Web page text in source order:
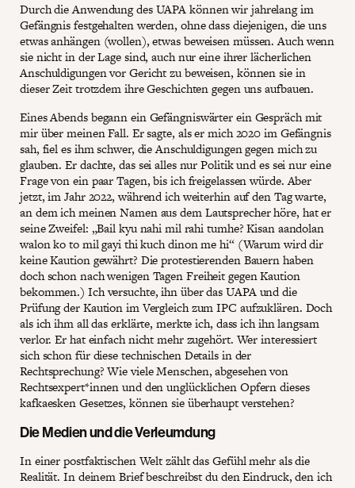
Durch die Anwendung des UAPA können wir jahrelang im
Gefängnis festgehalten werden, ohne dass diejenigen, die uns
etwas anhängen (wollen), etwas beweisen müssen. Auch wenn
sie nicht in der Lage sind, auch nur eine ihrer lächerlichen
Anschuldigungen vor Gericht zu beweisen, können sie in
dieser Zeit trotzdem ihre Geschichten gegen uns aufbauen.
Eines Abends begann ein Gefängniswärter ein Gespräch mit
mir über meinen Fall. Er sagte, als er mich 2020 im Gefängnis
sah, fiel es ihm schwer, die Anschuldigungen gegen mich zu
glauben. Er dachte, das sei alles nur Politik und es sei nur eine
Frage von ein paar Tagen, bis ich freigelassen würde. Aber
jetzt, im Jahr 2022, während ich weiterhin auf den Tag warte,
an dem ich meinen Namen aus dem Lautsprecher höre, hat er
seine Zweifel: „Bail kyu nahi mil rahi tumhe? Kisan aandolan
walon ko to mil gayi thi kuch dinon me hi“ (Warum wird dir
keine Kaution gewährt? Die protestierenden Bauern haben
doch schon nach wenigen Tagen Freiheit gegen Kaution
bekommen.) Ich versuchte, ihn über das UAPA und die
Prüfung der Kaution im Vergleich zum IPC aufzuklären. Doch
als ich ihm all das erklärte, merkte ich, dass ich ihn langsam
verlor. Er hat einfach nicht mehr zugehört. Wer interessiert
sich schon für diese technischen Details in der
Rechtsprechung? Wie viele Menschen, abgesehen von
Rechtsexpert*innen und den unglücklichen Opfern dieses
kafkaesken Gesetzes, können sie überhaupt verstehen?
Die Medien und die Verleumdung
In einer postfaktischen Welt zählt das Gefühl mehr als die
Realität. In deinem Brief beschreibst du den Eindruck, den ich